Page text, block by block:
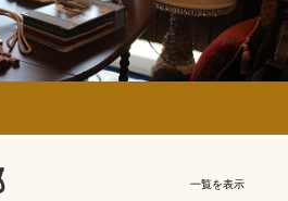
一覧を表示